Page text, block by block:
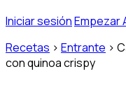
Iniciar sesiónEmpezar
Recetas > Entrante >
con quinoa crispy